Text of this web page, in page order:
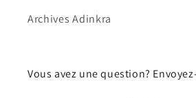
Archives Adinkra
Vous avez une question?